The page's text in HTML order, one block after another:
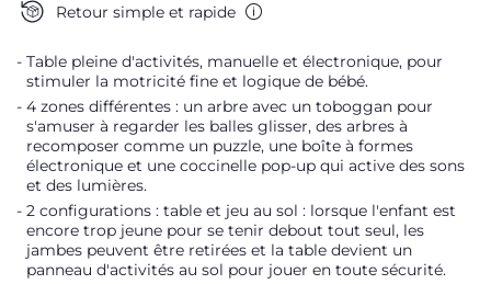
Retour simple et rapide
Table pleine d'activités, manuelle et électronique, pour
stimuler la motricité fine et logique de bébé.
4 zones différentes : un arbre avec un toboggan pour
s'amuser à regarder les balles glisser, des arbres à
recomposer comme un puzzle, une boîte à formes
électronique et une coccinelle pop-up qui active des sons
et des lumières.
2 configurations : table et jeu au sol : lorsque l'enfant est
encore trop jeune pour se tenir debout tout seul, les
jambes peuvent être retirées et la table devient un
panneau d'activités au sol pour jouer en toute sécurité.